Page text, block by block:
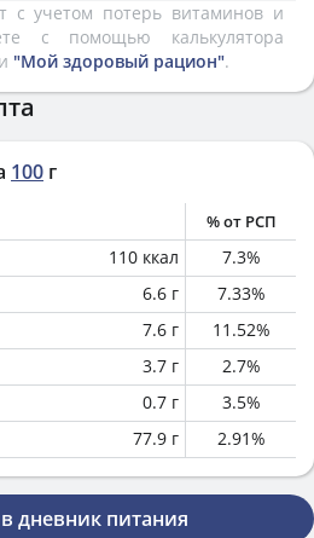
с учетом потерь витаминов и
с помощью калькулятора
"Мой здоровый рацион".
100 г
% от РСП
110 ккал 7.3%
6.6 г 7.33%
7.6 г 11.52%
3.7 г 2.7%
0.7 г 3.5%
77.9 г 2.91%
дневник питания